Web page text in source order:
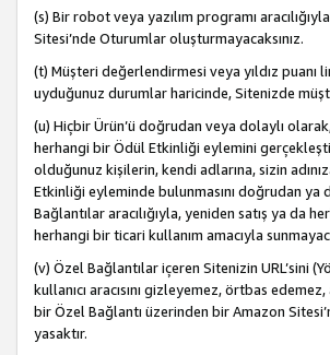
(s) Bir robot veya yazılım programı
Sitesi’nde Oturumlar oluşturmayacaksınız.
(t) Müşteri değerlendirmesi veya yıldız puanı
uyduğunuz durumlar haricinde, Sitenizde
(u) Hiçbir Ürün’ü doğrudan veya dolaylı
herhangi bir Ödül Etkinliği eylemini
olduğunuz kişilerin, kendi adlarına, sizin
Etkinliği eyleminde bulunmasını doğrudan
Bağlantılar aracılığıyla, yeniden satış ya da
herhangi bir ticari kullanım amacıyla
(v) Özel Bağlantılar içeren Sitenizin URL’sini
kullanıcı aracısını gizleyemez, örtbas
bir Özel Bağlantı üzerinden bir Amazon
yasaktır.